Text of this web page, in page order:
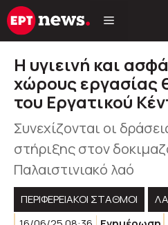
Μετάβαση
σε
Η υγιεινή και
χώρους εργασίας
του Εργατικού
Συνεχίζονται οι
στήριξης στον
Παλαιστινιακό λαό
ΠΕΡΙΦΕΡΕΙΑΚΟΊ ΣΤΑΘΜΟΊ